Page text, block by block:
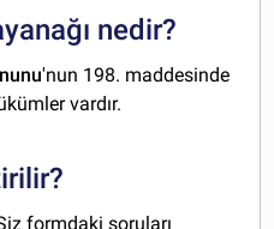
nedir?
'nun 198. maddesinde
vardır.
formdaki soruları